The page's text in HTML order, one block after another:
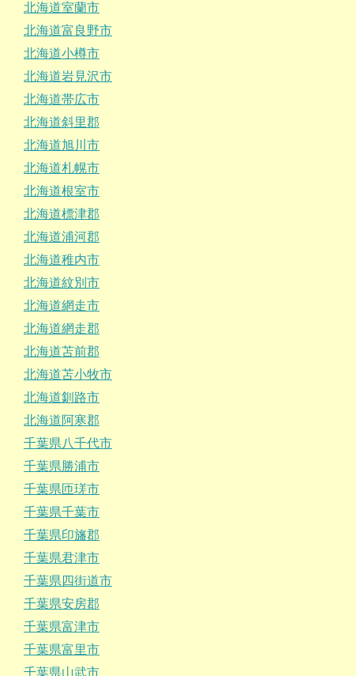
北海道室蘭市
北海道富良野市
北海道小樽市
北海道岩見沢市
北海道帯広市
北海道斜里郡
北海道旭川市
北海道札幌市
北海道根室市
北海道標津郡
北海道浦河郡
北海道稚内市
北海道紋別市
北海道網走市
北海道網走郡
北海道苫前郡
北海道苫小牧市
北海道釧路市
北海道阿寒郡
千葉県八千代市
千葉県勝浦市
千葉県匝瑳市
千葉県千葉市
千葉県印旛郡
千葉県君津市
千葉県四街道市
千葉県安房郡
千葉県富津市
千葉県富里市
千葉県山武市